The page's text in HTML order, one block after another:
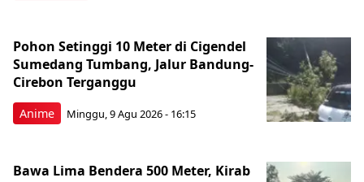
Anime
Pohon Setinggi 10 Meter di Cigendel
Sumedang Tumbang, Jalur Bandung-
Cirebon Terganggu
Minggu, 9 Agu 2026 - 16:15
Bawa Lima Bendera 500 Meter, Kirab